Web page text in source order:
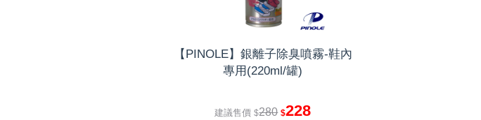
【PINOLE】銀離子除臭噴霧-鞋內
專用(220ml/罐)
建議售價 $280 $228